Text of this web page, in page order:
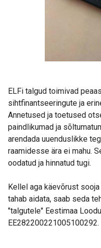
ELFi talgud toimivad
sihtfinantseeringute ja
Annetused ja toetused
paindlikumad ja
arendada uuenduslikke
raamidesse ära ei mahu.
oodatud ja hinnatud tugi.
Kellel aga käevõrust
tahab aidata, saab seda
"talgutele" Eestimaa
EE282200221005100292.